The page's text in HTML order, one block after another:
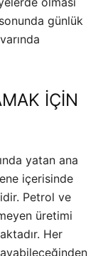
günlük
İÇİN
yatan ana
içerisinde
Petrol ve
üretimi
Her